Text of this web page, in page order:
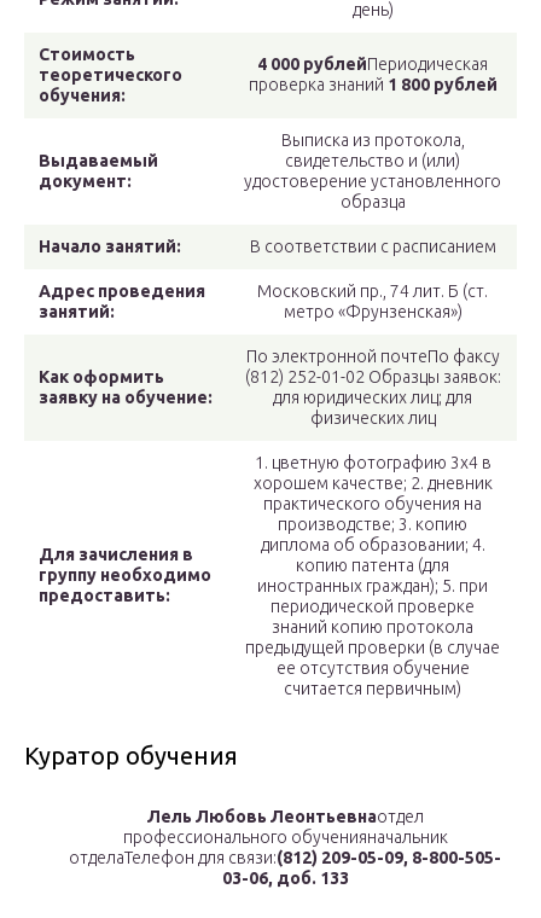
день)
Стоимость
теоретического
обучения:
4 000 рублейПериодическая
проверка знаний 1 800 рублей
Выдаваемый
документ:
Выписка из протокола,
свидетельство и (или)
удостоверение установленного
образца
Начало занятий: В соответствии с расписанием
Адрес проведения
занятий:
Московский пр., 74 лит. Б (ст.
метро «Фрунзенская»)
Как оформить
заявку на обучение:
По электронной почтеПо факсу
(812) 252-01-02 Образцы заявок:
для юридических лиц; для
физических лиц
Для зачисления в
группу необходимо
предоставить:
1. цветную фотографию 3х4 в
хорошем качестве; 2. дневник
практического обучения на
производстве; 3. копию
диплома об образовании; 4.
копию патента (для
иностранных граждан); 5. при
периодической проверке
знаний копию протокола
предыдущей проверки (в случае
ее отсутствия обучение
считается первичным)
Куратор обучения
Лель Любовь Леонтьевнаотдел
профессионального обученияначальник
отделаТелефон для связи:(812) 209-05-09, 8-800-505-
03-06, доб. 133